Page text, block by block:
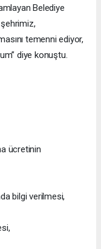
Belediye
şehrimiz,
temenni ediyor,
diye konuştu.
ücretinin
bilgi verilmesi,